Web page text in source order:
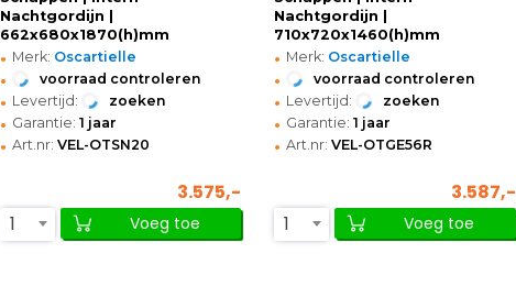
Nachtgordijn |
662x680x1870(h)mm
• Merk: Oscartielle
• voorraad controleren
• Levertijd: zoeken
• Garantie: 1 jaar
• Art.nr: VEL-OTSN20
3.575,-
1
Voeg toe
Nachtgordijn |
710x720x1460(h)mm
• Merk: Oscartielle
• voorraad controleren
• Levertijd: zoeken
• Garantie: 1 jaar
• Art.nr: VEL-OTGE56R
3.587,-
1
Voeg toe